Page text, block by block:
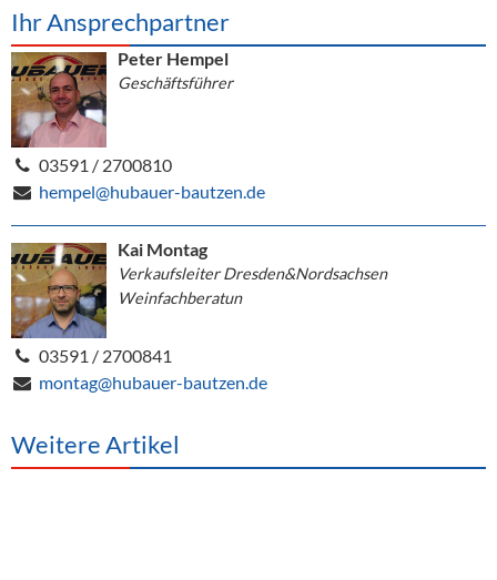
Ihr Ansprechpartner
Peter Hempel
Geschäftsführer
03591 / 2700810
hempel@hubauer-bautzen.de
Kai Montag
Verkaufsleiter Dresden&Nordsachsen
Weinfachberatun
03591 / 2700841
montag@hubauer-bautzen.de
Weitere Artikel